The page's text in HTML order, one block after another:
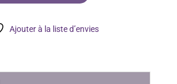
Ajouter à la liste d’envies